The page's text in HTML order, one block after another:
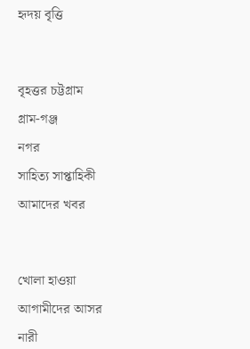
হৃদয় বৃত্তি
বৃহত্তর চট্টগ্রাম
গ্রাম-গঞ্জ
নগর
সাহিত্য সাপ্তাহিকী
আমাদের খবর
খোলা হাওয়া
আগামীদের আসর
নারী